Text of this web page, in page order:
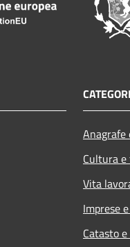
Cultura
Vita
Imprese
Catasto